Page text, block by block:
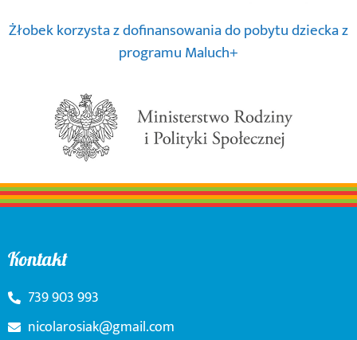
Żłobek korzysta z dofinansowania do pobytu dziecka z
programu Maluch+
Kontakt
739 903 993
nicolarosiak@gmail.com